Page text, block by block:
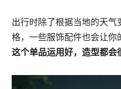
出行时除了根据当地的天气
格，一些服饰配件也会让你
这个单品运用好，造型都会